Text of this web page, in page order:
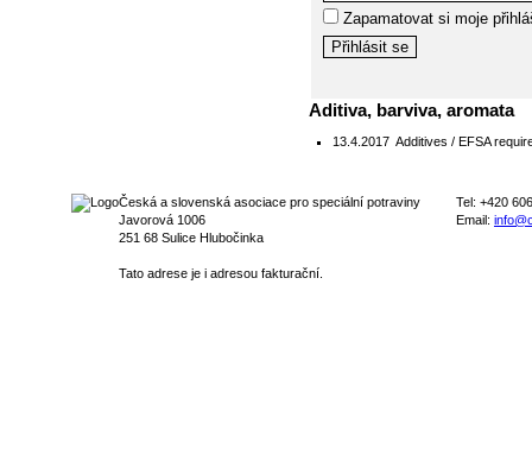
Zapamatovat si moje
Aditiva, barviva, aromata
13.4.2017 Additives / EFSA
Česká a slovenská asociace pro speciální potraviny
Javorová 1006
251 68 Sulice Hlubočinka
Tato adrese je i adresou fakturační.
Tel: +420
Email: